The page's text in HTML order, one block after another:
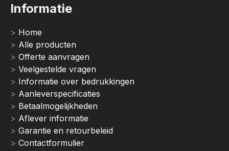
Informatie
Home
Alle producten
Offerte aanvragen
Veelgestelde vragen
Informatie over bedrukkingen
Aanleverspecificaties
Betaalmogelijkheden
Aflever informatie
Garantie en retourbeleid
Contactformulier